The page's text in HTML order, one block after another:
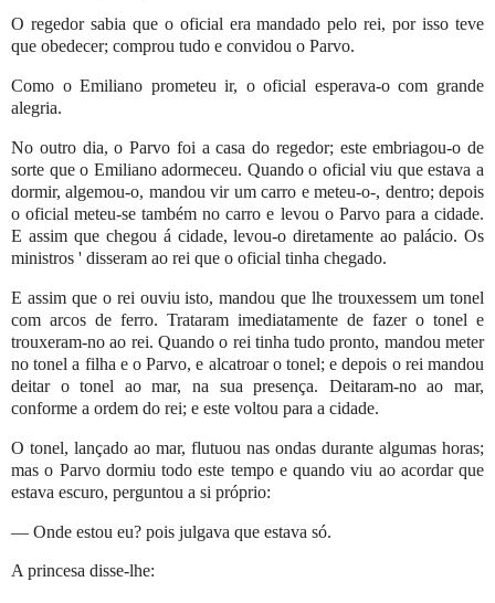
O regedor sabia que o oficial era mandado pelo rei, por isso teve
que obedecer; comprou tudo e convidou o Parvo.
Como o Emiliano prometeu ir, o oficial esperava-o com grande
alegria.
No outro dia, o Parvo foi a casa do regedor; este embriagou-o de
sorte que o Emiliano adormeceu. Quando o oficial viu que estava a
dormir, algemou-o, mandou vir um carro e meteu-o-, dentro; depois
o oficial meteu-se também no carro e levou o Parvo para a cidade.
E assim que chegou á cidade, levou-o diretamente ao palácio. Os
ministros ' disseram ao rei que o oficial tinha chegado.
E assim que o rei ouviu isto, mandou que lhe trouxessem um tonel
com arcos de ferro. Trataram imediatamente de fazer o tonel e
trouxeram-no ao rei. Quando o rei tinha tudo pronto, mandou meter
no tonel a filha e o Parvo, e alcatroar o tonel; e depois o rei mandou
deitar o tonel ao mar, na sua presença. Deitaram-no ao mar,
conforme a ordem do rei; e este voltou para a cidade.
O tonel, lançado ao mar, flutuou nas ondas durante algumas horas;
mas o Parvo dormiu todo este tempo e quando viu ao acordar que
estava escuro, perguntou a si próprio:
— Onde estou eu? pois julgava que estava só.
A princesa disse-lhe: